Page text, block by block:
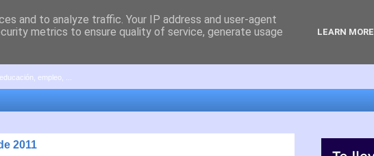
empleo, ...
2011
and to analyze traffic. Your IP address and user-agent
metrics to ensure quality of service, generate usage
LEARN MORE